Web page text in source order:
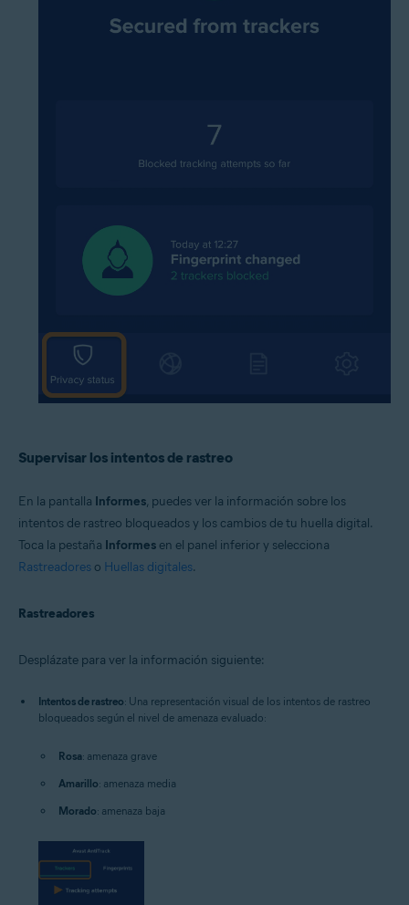
Supervisar los intentos de rastreo
En la pantalla Informes, puedes ver la información sobre los
intentos de rastreo bloqueados y los cambios de tu huella digital.
Toca la pestaña Informes en el panel inferior y selecciona
Rastreadores o Huellas digitales.
Rastreadores
Desplázate para ver la información siguiente:
Intentos de rastreo: Una representación visual de los intentos de rastreo
bloqueados según el nivel de amenaza evaluado:
Rosa: amenaza grave
Amarillo: amenaza media
Morado: amenaza baja